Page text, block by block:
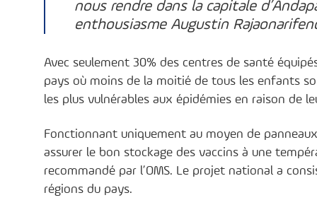
nous rendre dans la capitale
enthousiasme Augustin
Avec seulement 30% des centres de santé
pays où moins de la moitié de tous les enfants
les plus vulnérables aux épidémies en raison de
Fonctionnant uniquement au moyen de
assurer le bon stockage des vaccins à une
recommandé par l’OMS. Le projet national a
régions du pays.